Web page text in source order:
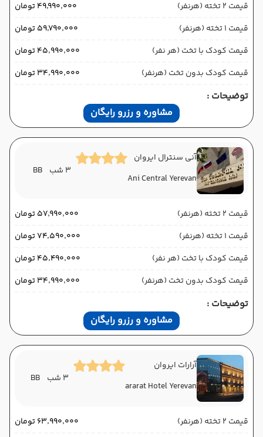
قیمت 2 تخته (هرنفر)
۴۹٬۹۹۰٬۰۰۰ تومان
قیمت 1 تخته (هرنفر)
۵۹٬۷۹۰٬۰۰۰ تومان
قیمت کودک با تخت (هر نفر)
۴۵٬۹۹۰٬۰۰۰ تومان
قیمت کودک بدون تخت (هرنفر)
۳۴٬۹۹۰٬۰۰۰ تومان
توضیحات :
مشاوره و رزرو رایگان
آنی سنترال ایروان
Ani Central Yerevan
3 شب BB
قیمت 2 تخته (هرنفر)
۵۷٬۹۹۰٬۰۰۰ تومان
قیمت 1 تخته (هرنفر)
۷۴٬۵۹۰٬۰۰۰ تومان
قیمت کودک با تخت (هر نفر)
۴۵٬۴۹۰٬۰۰۰ تومان
قیمت کودک بدون تخت (هرنفر)
۳۴٬۹۹۰٬۰۰۰ تومان
توضیحات :
مشاوره و رزرو رایگان
آرارات ایروان
ararat Hotel Yerevan
3 شب BB
قیمت 2 تخته (هرنفر)
۶۳٬۹۹۰٬۰۰۰ تومان